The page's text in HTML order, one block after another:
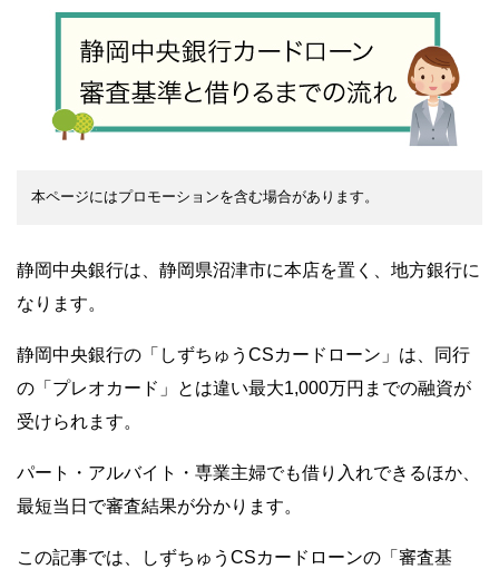
本ページにはプロモーションを含む場合があります。
静岡中央銀行は、静岡県沼津市に本店を置く、地方銀行に
なります。
静岡中央銀行の「しずちゅうCSカードローン」は、同行
の「プレオカード」とは違い最大1,000万円までの融資が
受けられます。
パート・アルバイト・専業主婦でも借り入れできるほか、
最短当日で審査結果が分かります。
この記事では、しずちゅうCSカードローンの「審査基